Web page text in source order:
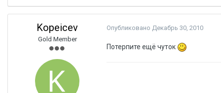
Kopeicev
Gold Member
Опубликовано Декабрь 30, 2010
Потерпите ещё чуток